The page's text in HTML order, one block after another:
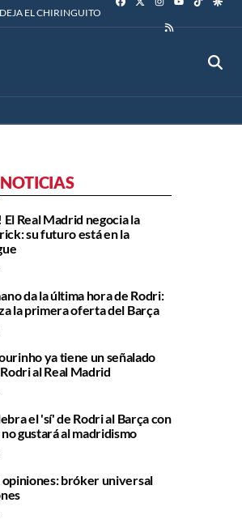
EL CHIRINGUITO
Real Madrid negocia la
su futuro está en la
da la última hora de Rodri:
la primera oferta del Barça
ya tiene un señalado
al Real Madrid
el 'sí' de Rodri al Barça con
gustará al madridismo
opiniones: bróker universal